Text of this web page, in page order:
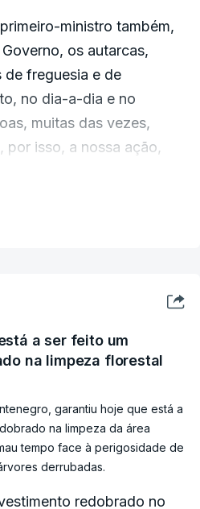
ministro também,
os autarcas,
freguesia e de
no dia-a-dia e no
muitas das vezes,
por isso, a nossa ação,
primeiro-ministro, Luís
na região Centro, é
das pessoas e
seus problemas".
a ser feito um
na limpeza florestal
garantiu hoje que está a
na limpeza da área
tempo face à perigosidade de
derrubadas.
redobrado no